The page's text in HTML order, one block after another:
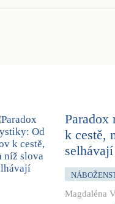
k cestě,
selhávají
Magdaléna